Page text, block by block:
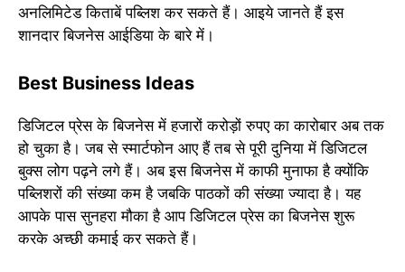
अनलिमिटेड किताबें पब्लिश कर सकते हैं। आइये जानते हैं इस
शानदार बिजनेस आईडिया के बारे में।
Best Business Ideas
डिजिटल प्रेस के बिजनेस में हजारों करोड़ों रुपए का कारोबार अब तक
हो चुका है। जब से स्मार्टफोन आए हैं तब से पूरी दुनिया में डिजिटल
बुक्स लोग पढ़ने लगे हैं। अब इस बिजनेस में काफी मुनाफा है क्योंकि
पब्लिशरों की संख्या कम है जबकि पाठकों की संख्या ज्यादा है। यह
आपके पास सुनहरा मौका है आप डिजिटल प्रेस का बिजनेस शुरू
करके अच्छी कमाई कर सकते हैं।